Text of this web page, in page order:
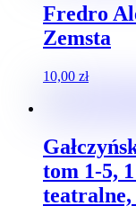
Fredro
Zemsta
10,00 zł
tom 1-5,
teatralne,